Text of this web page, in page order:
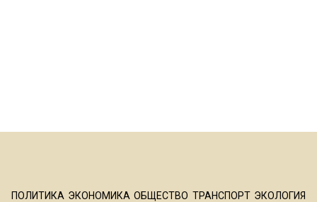
ПОЛИТИКА ЭКОНОМИКА ОБЩЕСТВО ТРАНСПОРТ ЭКОЛОГИЯ